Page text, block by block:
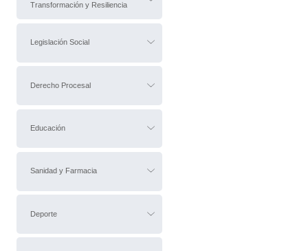
Transformación y Resiliencia
Legislación Social
Derecho Procesal
Educación
Sanidad y Farmacia
Deporte